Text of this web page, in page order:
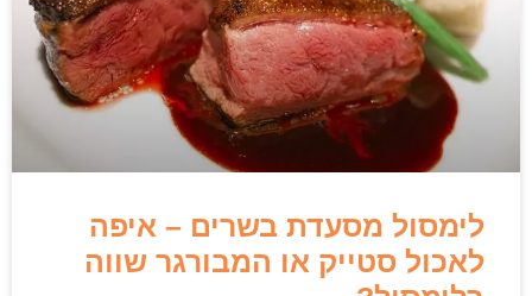
לימסול מסעדת בשרים – איפה
לאכול סטייק או המבורגר שווה